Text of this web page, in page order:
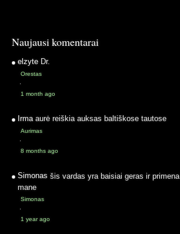
Naujausi komentarai
elzyte Dr.
Orestas
·
1 month ago
Irma aurė reiškia auksas baltiškose tautose
Aurimas
·
8 months ago
Simonas šis vardas yra baisiai geras ir primena
mane
Simonas
·
1 year ago